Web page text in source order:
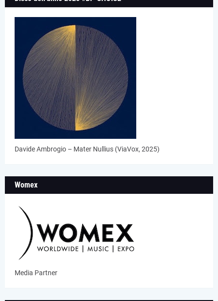
Davide Ambrogio – Mater Nullius (ViaVox, 2025)
Womex
Media Partner